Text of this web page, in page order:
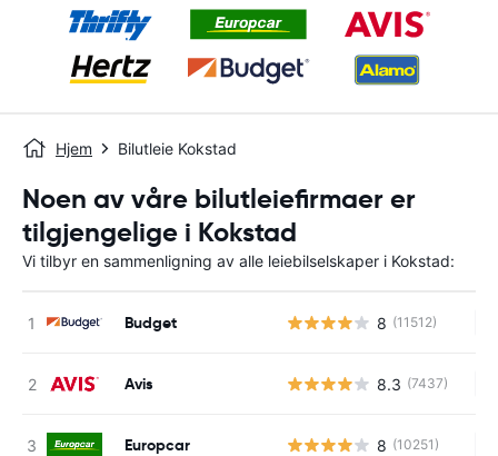
Hjem Bilutleie Kokstad
Noen av våre bilutleiefirmaer er
tilgjengelige i Kokstad
Vi tilbyr en sammenligning av alle leiebilselskaper i Kokstad:
Budget 8 (11512)
Avis 8.3 (7437)
Europcar 8 (10251)